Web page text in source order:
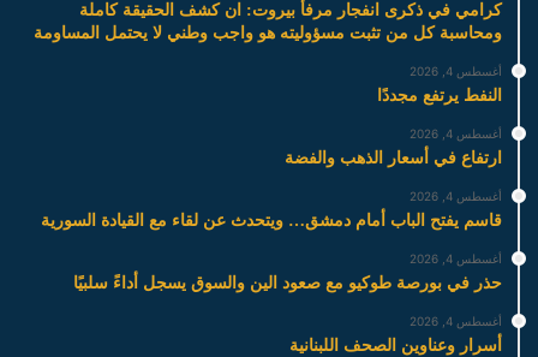
كرامي في ذكرى انفجار مرفأ بيروت: ان كشف الحقيقة كاملة
ومحاسبة كل من تثبت مسؤوليته هو واجب وطني لا يحتمل المساومة
أغسطس 4, 2026
النفط يرتفع مجددًا
أغسطس 4, 2026
ارتفاع في أسعار الذهب والفضة
أغسطس 4, 2026
قاسم يفتح الباب أمام دمشق… ويتحدث عن لقاء مع القيادة السورية
أغسطس 4, 2026
حذر في بورصة طوكيو مع صعود الين والسوق يسجل أداءً سلبيًا
أغسطس 4, 2026
أسرار وعناوين الصحف اللبنانية